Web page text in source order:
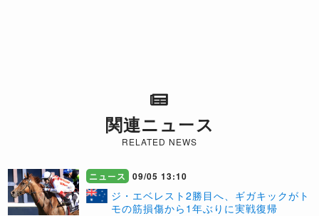
関連ニュース
RELATED NEWS
ニュース 09/05 13:10
ジ・エベレスト2勝目へ、ギガキックがト
モの筋損傷から1年ぶりに実戦復帰